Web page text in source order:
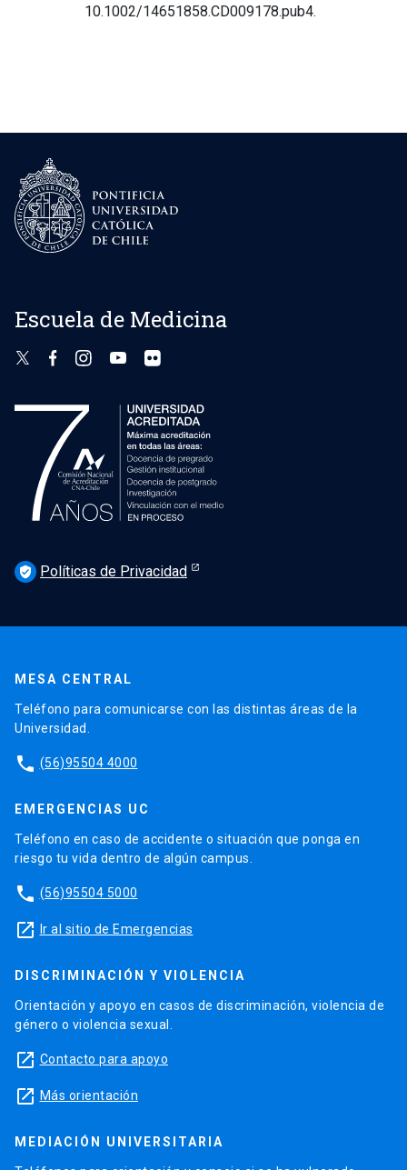
10.1002/14651858.CD009178.pub4.
Escuela de Medicina
verified_user Políticas de Privacidad
MESA CENTRAL
Teléfono para comunicarse con las distintas áreas de la
Universidad.
phone (56)95504 4000
EMERGENCIAS UC
Teléfono en caso de accidente o situación que ponga en
riesgo tu vida dentro de algún campus.
phone (56)95504 5000
launch Ir al sitio de Emergencias
DISCRIMINACIÓN Y VIOLENCIA
Orientación y apoyo en casos de discriminación, violencia de
género o violencia sexual.
launch Contacto para apoyo
launch Más orientación
MEDIACIÓN UNIVERSITARIA